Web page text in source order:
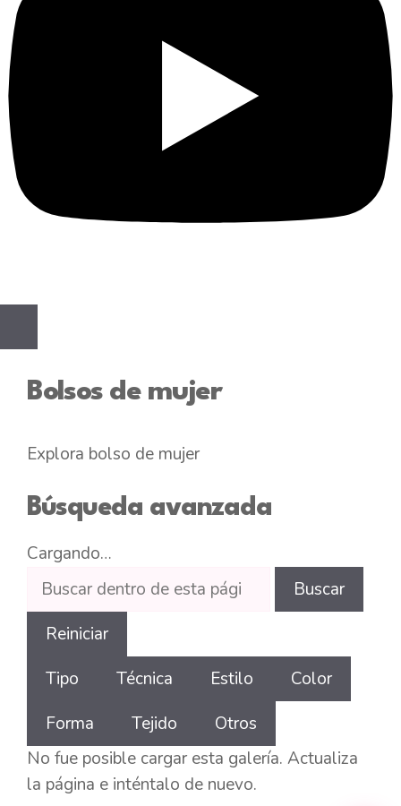
Bolsos de mujer
Explora bolso de mujer
Búsqueda avanzada
Cargando…
Buscar
galería
Buscar
Reiniciar
Tipo
Técnica Estilo
Color
Forma
Tejido
Otros
No fue posible cargar esta galería. Actualiza
la página e inténtalo de nuevo.